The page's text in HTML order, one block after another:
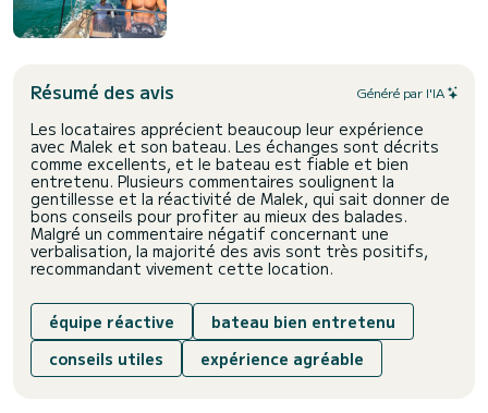
Résumé des avis Généré par l'IA
Les locataires apprécient beaucoup leur expérience
avec Malek et son bateau. Les échanges sont décrits
comme excellents, et le bateau est fiable et bien
entretenu. Plusieurs commentaires soulignent la
gentillesse et la réactivité de Malek, qui sait donner de
bons conseils pour profiter au mieux des balades.
Malgré un commentaire négatif concernant une
verbalisation, la majorité des avis sont très positifs,
recommandant vivement cette location.
équipe réactive
bateau bien entretenu
conseils utiles
expérience agréable